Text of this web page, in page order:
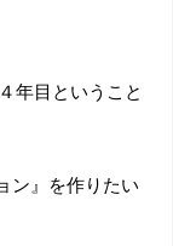
年目ということ
ン』を作りたい